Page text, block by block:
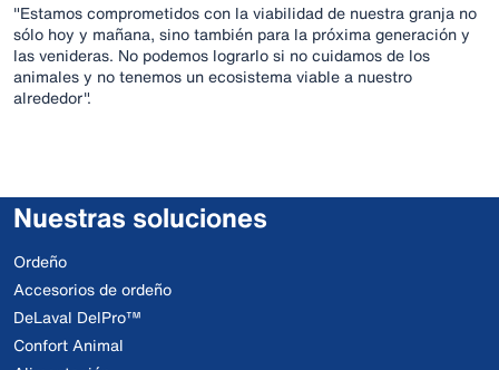
"Estamos comprometidos con la viabilidad de nuestra granja no
sólo hoy y mañana, sino también para la próxima generación y
las venideras. No podemos lograrlo si no cuidamos de los
animales y no tenemos un ecosistema viable a nuestro
alrededor".
Nuestras soluciones
Ordeño
Accesorios de ordeño
DeLaval DelPro™
Confort Animal